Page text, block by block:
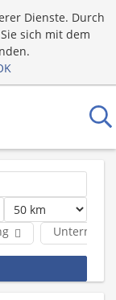
Dienste. Durch
sich mit dem